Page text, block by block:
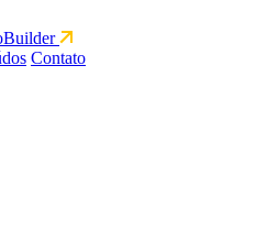
Contato